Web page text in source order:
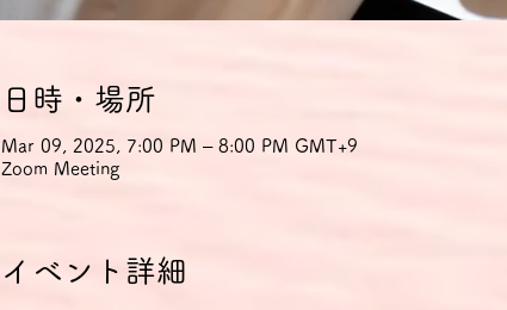
日時・場所
Mar 09, 2025, 7:00 PM – 8:00 PM GMT+9
Zoom Meeting
イベント詳細